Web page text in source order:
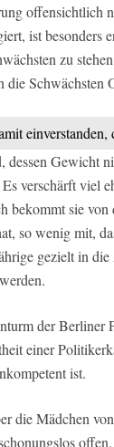
offensichtlich
ist besonders
zu
die Schwächsten
dessen Gewicht
verschärft viel
bekommt sie von
so wenig mit,
gezielt in die
der Berliner
einer
ist.
die Mädchen
offen.